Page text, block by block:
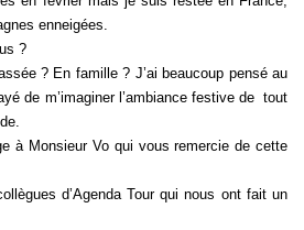
enneigées.
?
? En famille ? J’ai beaucoup pensé au
de m’imaginer l’ambiance festive de tout
à Monsieur Vo qui vous remercie de cette
d’Agenda Tour qui nous ont fait un